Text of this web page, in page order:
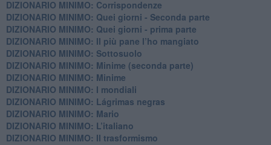
DIZIONARIO MINIMO: Corrispondenze
DIZIONARIO MINIMO: Quei giorni - Seconda parte
DIZIONARIO MINIMO: Quei giorni - prima parte
DIZIONARIO MINIMO: Il più pane l’ho mangiato
DIZIONARIO MINIMO: Sottosuolo
DIZIONARIO MINIMO: Minime (seconda parte)
DIZIONARIO MINIMO: Minime
DIZIONARIO MINIMO: ​I mondiali
DIZIONARIO MINIMO: ​Lágrimas negras
DIZIONARIO MINIMO: Mario
DIZIONARIO MINIMO: L’italiano
DIZIONARIO MINIMO: Il trasformismo